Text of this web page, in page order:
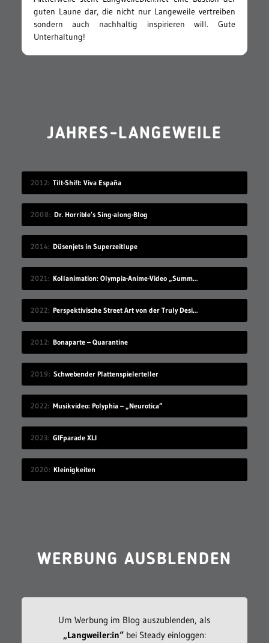
guten Laune dar, die nicht nur Langeweile vertreiben
sondern auch nachhaltig inspirieren will. Gute
Unterhaltung!
JAHRES-LANGEWEILE
2012 Tilt-Shift: Viva España
2008 Dr. Horrible’s Sing-along-Blog
2014 Düsenjets in Superzeitlupe
2021 Kollanimation: Olympia-Anime-Video „Summer Begins“
2022 Perspektivische Street Art von der Truly Design Crew
2012 Bonaparte – Quarantine
2019 Schwebender Plattenspielerteller
2022 Musikvideo: Polyphia – „Neurotica“
2023 GIFparade XLI
2020 Kleinigkeiten
WERBUNG AUSBLENDEN
Um Werbung im Blog auszublenden, als
„Langweiler:in“bei Steady einloggen: